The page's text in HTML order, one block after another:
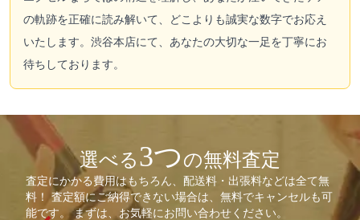
の軌跡を正確に読み解いて、どこよりも誠実な数字でお応え
いたします。渋谷本店にて、あなたの大切な一足を丁寧にお
待ちしております。
選べる3つの無料査定
査定にかかる費用はもちろん、配送料・出張料などは全て無
料！ 査定額にご納得できない場合は、無料でキャンセルも可
能です。 まずは、お気軽にお問い合わせください。